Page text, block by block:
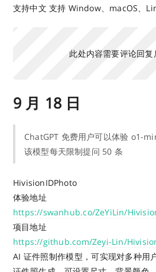
支持中文 支持 Window、macOS、
此处内容需要评论回复
9 月 18 日
ChatGPT 免费用户可以体验 o1-
该模型每天限制提问 50 条
HivisionIDPhoto
体验地址
https://swanhub.co/ZeYiLin/
项目地址
https://github.com/Zeyi-Lin/
AI 证件照制作模型，可实现对多种用